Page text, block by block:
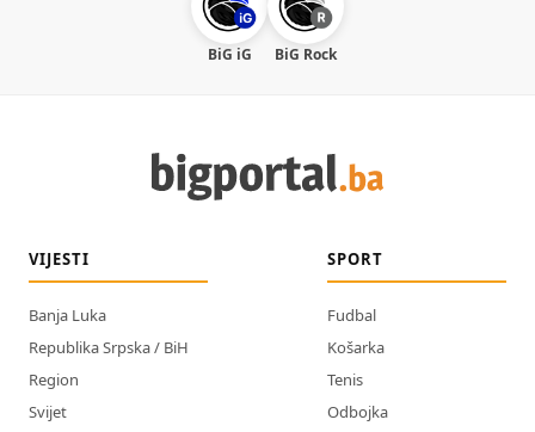
BiG iG BiG Rock
VIJESTI
Banja Luka
Republika Srpska / BiH
Region
Svijet
SPORT
Fudbal
Košarka
Tenis
Odbojka